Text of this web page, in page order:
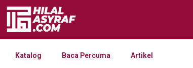
Katalog Baca Percuma Artikel